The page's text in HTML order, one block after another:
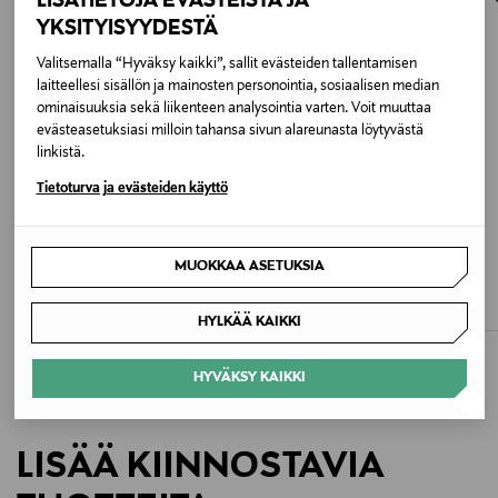
YKSITYISYYDESTÄ
Valitsemalla “Hyväksy kaikki”, sallit evästeiden tallentamisen
laitteellesi sisällön ja mainosten personointia, sosiaalisen median
ominaisuuksia sekä liikenteen analysointia varten. Voit muuttaa
evästeasetuksiasi milloin tahansa sivun alareunasta löytyvästä
linkistä.
Tietoturva ja evästeiden käyttö
MUOKKAA ASETUKSIA
HYLKÄÄ KAIKKI
HYVÄKSY KAIKKI
95 % puuvilla, 5 % elastaani
Hoito-ohjeet
Konepesu hoito-ohjeen mukaisesti.
M
Valmistusmaa
Valmistajan tuotenumero
A1050192
Cotton Rib Tank -toppi
GANNI
Soft Rib Tank -toppi
LISÄÄ KIINNOSTAVIA